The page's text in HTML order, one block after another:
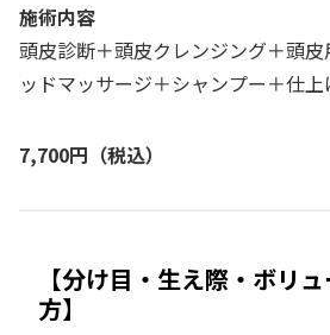
施術内容
頭皮診断＋頭皮クレンジング＋頭
ッドマッサージ＋シャンプー＋仕上
7,700円（税込）
【分け目・生え際・ボリ
方】